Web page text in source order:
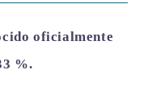
oficialmente
%.